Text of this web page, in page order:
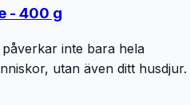
- 400 g
inte bara hela
utan även ditt husdjur.